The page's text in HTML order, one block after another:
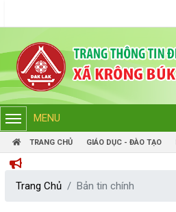
MENU
TRANG CHỦ GIÁO DỤC - ĐÀO TẠO
Trang Chủ Bản tin chính